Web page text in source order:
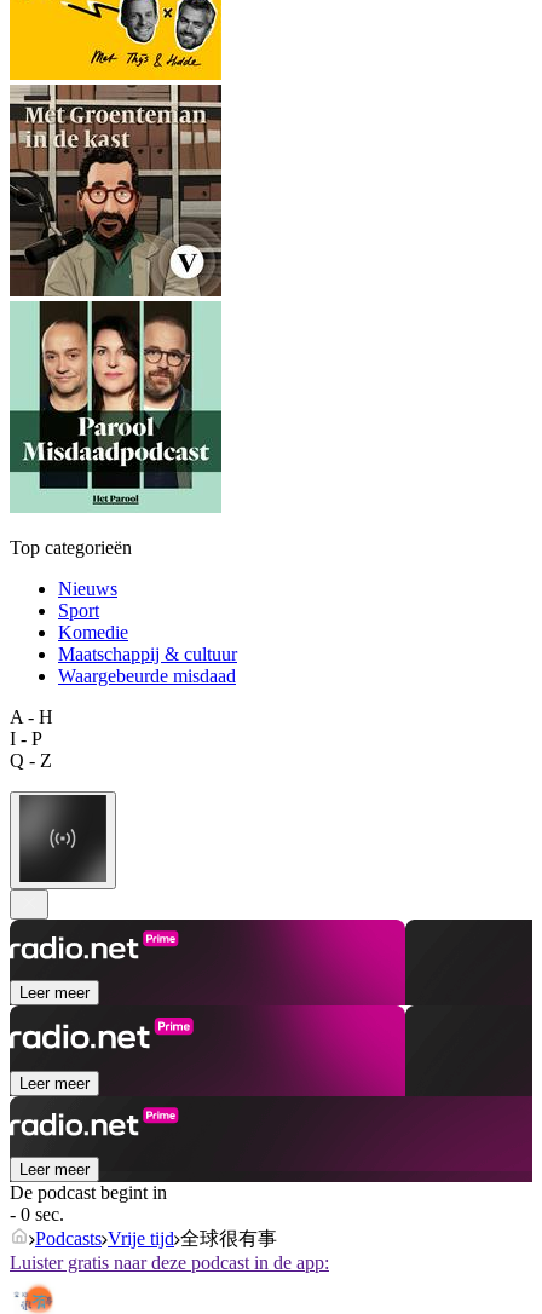
Top categorieën
Nieuws
Sport
Komedie
Maatschappij & cultuur
Waargebeurde misdaad
A - H
I - P
Q - Z
Leer meer
Leer meer
Leer meer
De podcast begint in
- 0 sec.
Podcasts Vrije tijd 全球很有事
Luister gratis naar deze podcast in de app: